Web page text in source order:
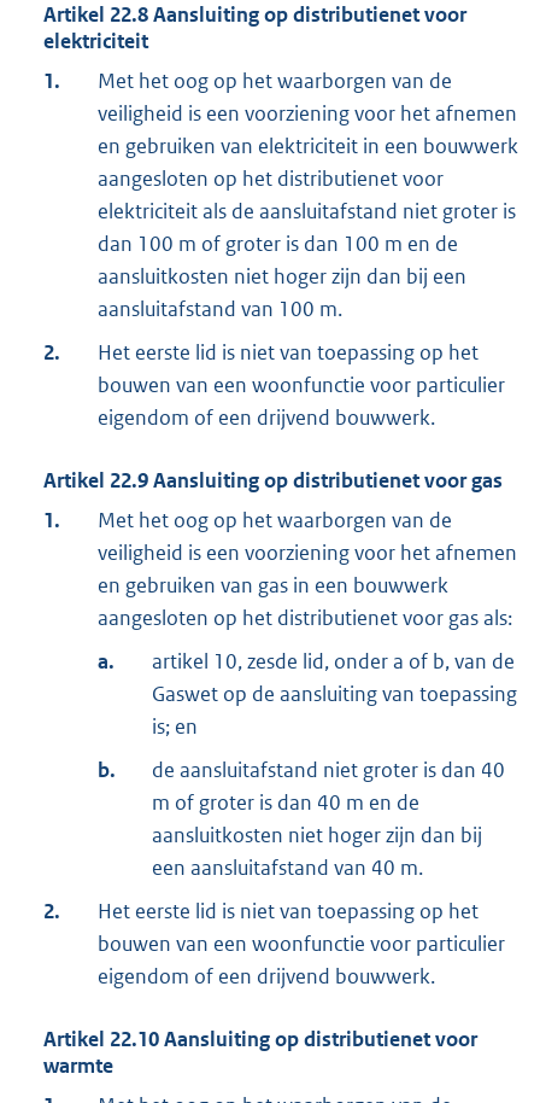
Artikel 22.8Aansluiting op distributienet voor
elektriciteit
1.
Met het oog op het waarborgen van de
veiligheid is een voorziening voor het afnemen
en gebruiken van elektriciteit in een bouwwerk
aangesloten op het distributienet voor
elektriciteit als de aansluitafstand niet groter is
dan 100 m of groter is dan 100 m en de
aansluitkosten niet hoger zijn dan bij een
aansluitafstand van 100 m.
2.
Het eerste lid is niet van toepassing op het
bouwen van een woonfunctie voor particulier
eigendom of een drijvend bouwwerk.
Artikel 22.9Aansluiting op distributienet voor gas
1.
Met het oog op het waarborgen van de
veiligheid is een voorziening voor het afnemen
en gebruiken van gas in een bouwwerk
aangesloten op het distributienet voor gas als:
a.
artikel 10, zesde lid, onder a of b, van de
Gaswet op de aansluiting van toepassing
is; en
b.
de aansluitafstand niet groter is dan 40
m of groter is dan 40 m en de
aansluitkosten niet hoger zijn dan bij
een aansluitafstand van 40 m.
2.
Het eerste lid is niet van toepassing op het
bouwen van een woonfunctie voor particulier
eigendom of een drijvend bouwwerk.
Artikel 22.10Aansluiting op distributienet voor
warmte